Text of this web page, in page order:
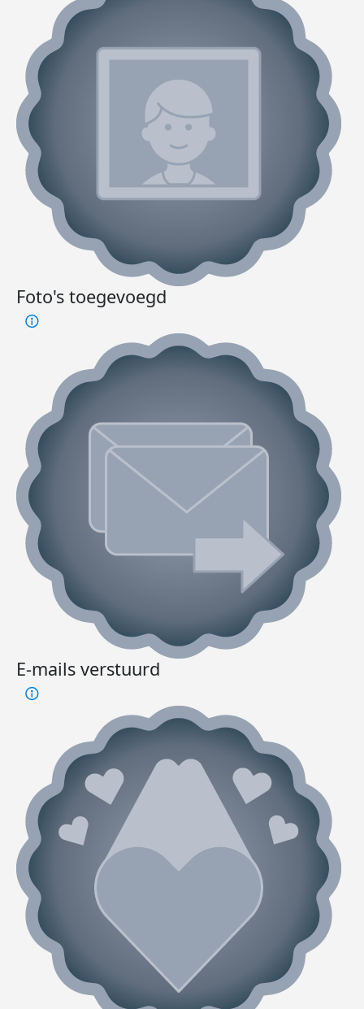
Foto's toegevoegd
E-mails verstuurd